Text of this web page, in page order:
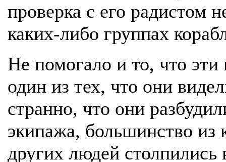
проверка с его радистом
каких-либо группах
Не помогало и то, что
один из тех, что они
странно, что они
экипажа, большинство из
других людей столпились